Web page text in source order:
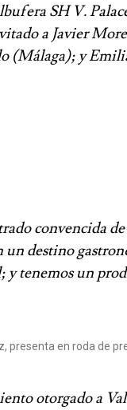
SH V.
a Javier
(Málaga); y
convencida
destino
tenemos un
presenta en roda de
otorgado a